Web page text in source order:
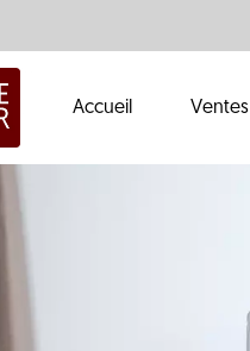
Accueil Ventes